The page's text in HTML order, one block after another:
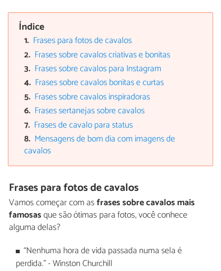
Índice
Frases para fotos de cavalos
Frases sobre cavalos criativas e bonitas
Frases sobre cavalos para Instagram
Frases sobre cavalos bonitas e curtas
Frases sobre cavalos inspiradoras
Frases sertanejas sobre cavalos
Frases de cavalo para status
Mensagens de bom dia com imagens de
cavalos
Frases para fotos de cavalos
Vamos começar com asfrases sobre cavalos mais
famosasque são ótimas para fotos, você conhece
alguma delas?
“Nenhuma hora de vida passada numa sela é
perdida." - Winston Churchill